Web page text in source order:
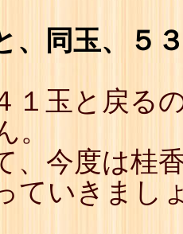
、同玉、５
１玉と戻る
。
、今度は桂
ていきまし